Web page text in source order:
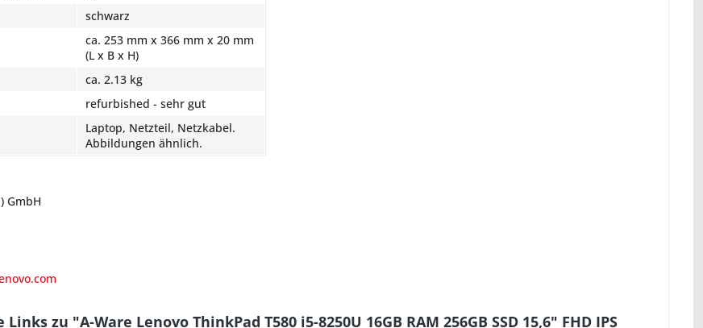
schwarz
ca. 253 mm x 366 mm x 20 mm
(L x B x H)
ca. 2.13 kg
refurbished - sehr gut
Laptop, Netzteil, Netzkabel.
Abbildungen ähnlich.
GmbH
zu "A-Ware Lenovo ThinkPad T580 i5-8250U 16GB RAM 256GB SSD 15,6" FHD IPS